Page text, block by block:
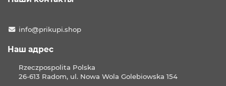
info@prikupi.shop
Наш адрес
Rzeczpospolita Polska
26-613 Radom, ul. Nowa Wola Golebiowska 154